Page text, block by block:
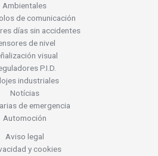
Ambientales
de comunicación
días sin accidentes
de nivel
visual
P.I.D.
industriales
Notícias
de emergencia
Automoción
Aviso legal
y cookies